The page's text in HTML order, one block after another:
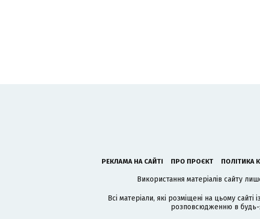
РЕКЛАМА НА САЙТІ ПРО ПРОЄКТ ПОЛІТИКА
Використання матеріалів сайту
Всі матеріали, які розміщені на цьому сайті
розповсюдженню в будь-